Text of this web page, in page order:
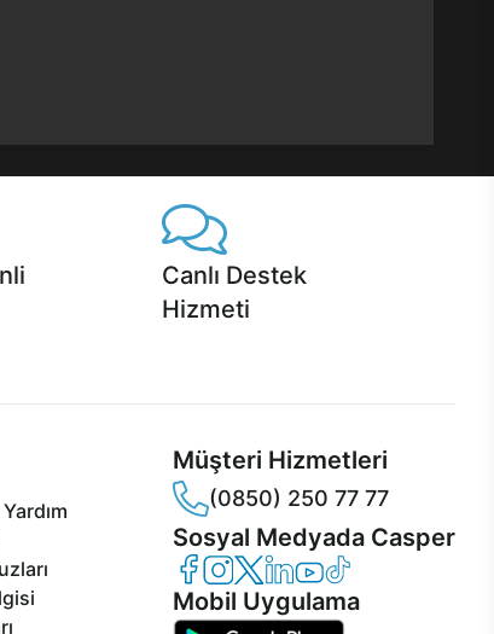
Canlı Destek
Hizmeti
Müşteri Hizmetleri
(0850) 250 77 77
Sosyal Medyada Casper
Casper Facebook
Casper Instagram
Casper Twitter
Casper LinkedIn
Casper YouTube
Casper TikTok
Mobil Uygulama